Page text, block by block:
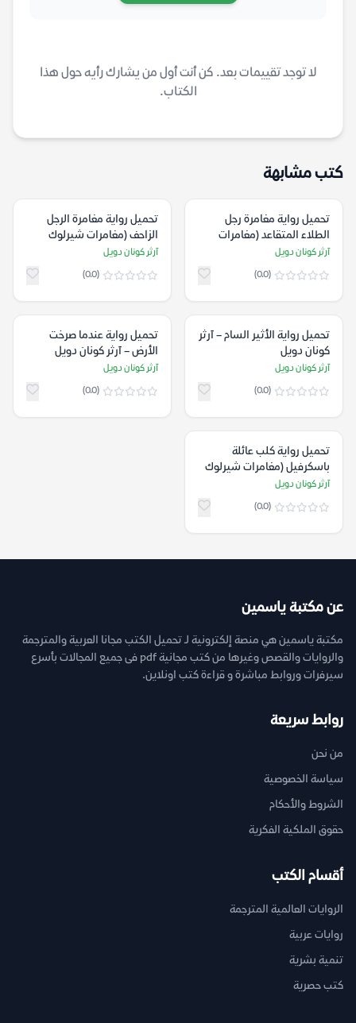
لا توجد تقييمات بعد. كن أنت أول من يشارك رأيه حول هذا
الكتاب.
كتب مشابهة
تحميل رواية مغامرة رجل
الطلاء المتقاعد (مغامرات
شيرلوك هولمز) – آرثر كونان
آرثر كونان دويل
(0.0)
تحميل رواية مغامرة الرجل
الزاحف (مغامرات شيرلوك
هولمز) – آرثر كونان دويل
آرثر كونان دويل
(0.0)
تحميل رواية الأثير السام – آرثر
كونان دويل
آرثر كونان دويل
(0.0)
تحميل رواية عندما صرخت
الأرض – آرثر كونان دويل
آرثر كونان دويل
(0.0)
تحميل رواية كلب عائلة
باسكرفيل (مغامرات شيرلوك
هولمز) – آرثر كونان دويل
آرثر كونان دويل
(0.0)
عن مكتبة ياسمين
مكتبة ياسمين هي منصة إلكترونية لـ تحميل الكتب مجانا العربية والمترجمة
والروايات والقصص وغيرها من كتب مجانية pdf فى جميع المجالات بأسرع
سيرفرات وروابط مباشرة و قراءة كتب اونلاين.
روابط سريعة
من نحن
سياسة الخصوصية
الشروط والأحكام
حقوق الملكية الفكرية
أقسام الكتب
الروايات العالمية المترجمة
روايات عربية
تنمية بشرية
كتب حصرية